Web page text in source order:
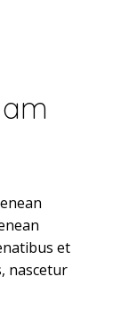
et
nascetur